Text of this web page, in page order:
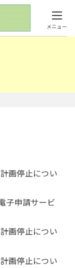
メニュー